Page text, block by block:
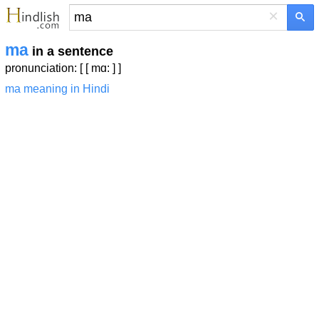
×
ma in a sentence
pronunciation: [ [ mɑ: ] ]
ma meaning in Hindi